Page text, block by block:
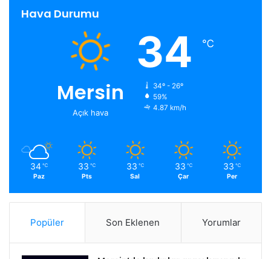
Hava Durumu
Mersin
Açık hava
34 ℃
34º - 26º
59%
4.87 km/h
34 ℃
Paz
33 ℃
Pts
33 ℃
Sal
33 ℃
Çar
33 ℃
Per
Popüler Son Eklenen Yorumlar